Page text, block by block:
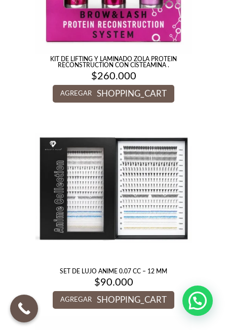
KIT DE LIFTING Y LAMINADO ZOLA PROTEIN
RECONSTRUCTION CON CISTEAMINA .
$260.000
AGREGAR SHOPPING_CART
SET DE LUJO ANIME 0.07 CC – 12 MM
$90.000
AGREGAR SHOPPING_CART